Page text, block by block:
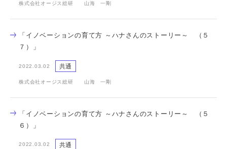
株式会社オージス総研 山海 一剛
「イノベーションの育て方 ～ハナさんのストーリー～ （５
７）」
2022.03.02 共通
株式会社オージス総研 山海 一剛
「イノベーションの育て方 ～ハナさんのストーリー～ （５
６）」
2022.03.02 共通